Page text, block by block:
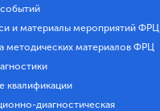
и материалы мероприятий ФРЦ
методических материалов ФРЦ
квалификации
диагностическая